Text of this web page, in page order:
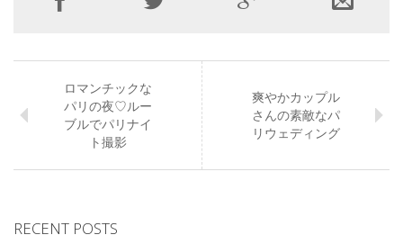
ロマンチックな
パリの夜♡ルー
ブルでパリナイ
ト撮影
爽やかカップル
さんの素敵なパ
リウェディング
RECENT POSTS